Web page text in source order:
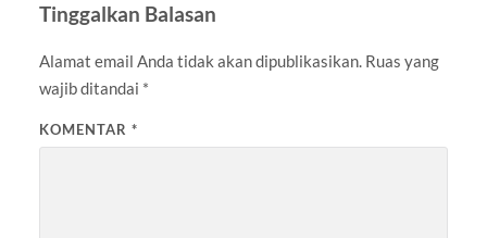
Tinggalkan Balasan
Alamat email Anda tidak akan dipublikasikan. Ruas yang
wajib ditandai *
KOMENTAR *